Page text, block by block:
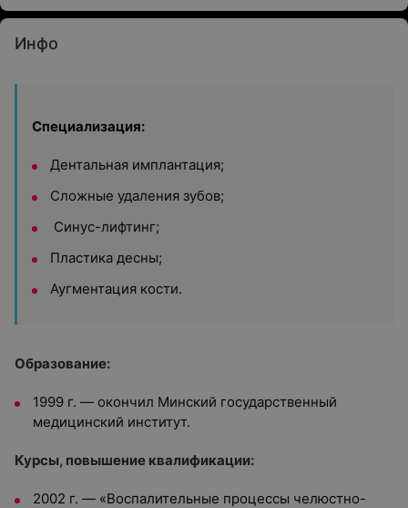
Инфо
Специализация:
Дентальная имплантация;
Сложные удаления зубов;
Синус-лифтинг;
Пластика десны;
Аугментация кости.
Образование:
1999 г. — окончил Минский государственный
медицинский институт.
Курсы, повышение квалификации:
2002 г. — «Воспалительные процессы челюстно-